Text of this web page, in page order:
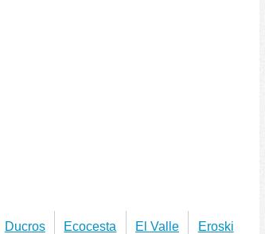
Ducros Ecocesta El Valle Eroski